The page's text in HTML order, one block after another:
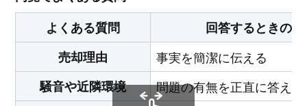
よくある質問
回答するときの
売却理由
事実を簡潔に伝える
騒音や近隣環境
問題の有無を正直に答える